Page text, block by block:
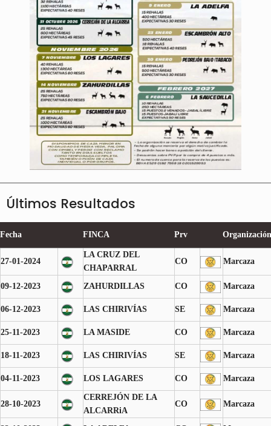
Últimos Resultados
Fecha FINCA Prv Organización
27-01-2024
LA CRUZ DEL
CHAPARRAL
CO Marcaza
09-12-2023 ZAHURDILLAS CO Marcaza
06-12-2023 LAS CHIRIVÍAS SE Marcaza
25-11-2023 LA MASIDE CO Marcaza
18-11-2023 LAS CHIRIVÍAS SE Marcaza
04-11-2023 LOS LAGARES CO Marcaza
28-10-2023
CERREJÓN DE LA
ALCARRiA
CO Marcaza